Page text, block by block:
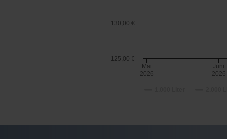
Mai
2026
Juni
2026
125,00 €
130,00 €